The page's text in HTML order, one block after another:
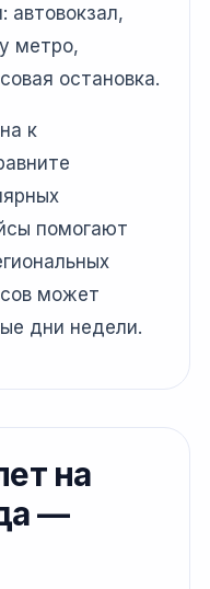
автовокзал,
метро,
остановка.
к
помогают
может
дни недели.
на
—